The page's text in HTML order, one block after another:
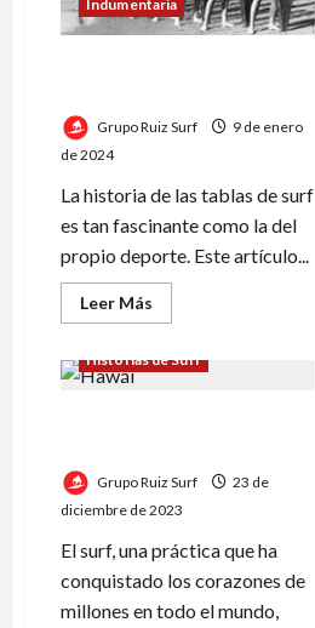
Indumentaria
Grupo Ruiz Surf
9 de enero
de 2024
La historia de las tablas de surf
es tan fascinante como la del
propio deporte. Este artículo...
Leer Más
más
La
desde
Hawái
hasta
Historias de Surf
Grupo Ruiz Surf
23 de
diciembre de 2023
El surf, una práctica que ha
conquistado los corazones de
millones en todo el mundo,